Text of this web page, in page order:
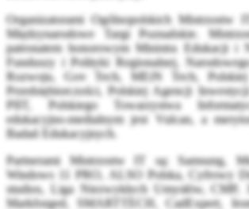
Organizatorami Ogólnopolskich Mistrzostw
Międzynarodowe Targi Poznańskie.
patronatem honorowym Ministra Edukacji i
Funduszy i Polityki Regionalnej,
Rozwoju, Gov Tech, MEiN Tech,
Przedsiębiorczości, Polskiej Agencji
PIIT, Polskiego Towarzystwa
edukacyjno-medialnym jest Vulcan, a
Badań Edukacyjnych.
Partnerami Mistrzostw IT są: Samsung,
Windows 11 PRO, ALSO Polska, Cyfrowy
studios, Liga Niezwykłych Umysłów, CMP,
Markforged, SMARTTECH, CadExpert,